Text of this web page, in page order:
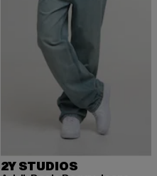
2Y STUDIOS